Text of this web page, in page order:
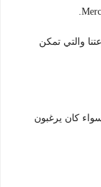
والتي تمكن
كان يرغبون